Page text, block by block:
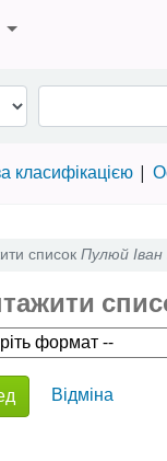
класифікацією
списокПулюй
actionВідміна